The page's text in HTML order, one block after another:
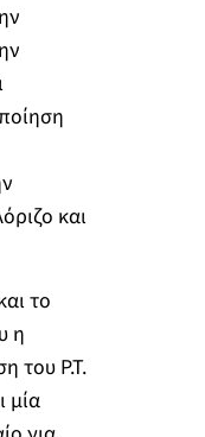
και
το
η
του Ρ.Τ.
μία